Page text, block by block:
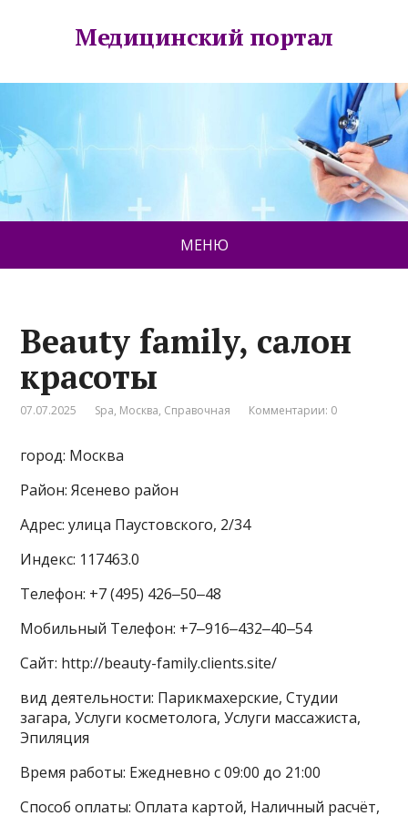
Медицинский портал
МЕНЮ
Beauty family, салон
красоты
07.07.2025 Spa, Москва, Справочная Комментарии: 0
город: Москва
Район: Ясенево район
Адрес: улица Паустовского, 2/34
Индекс: 117463.0
Телефон: +7 (495) 426‒50‒48
Мобильный Телефон: +7‒916‒432‒40‒54
Сайт: http://beauty-family.clients.site/
вид деятельности: Парикмахерские, Студии
загара, Услуги косметолога, Услуги массажиста,
Эпиляция
Время работы: Ежедневно с 09:00 до 21:00
Способ оплаты: Оплата картой, Наличный расчёт,